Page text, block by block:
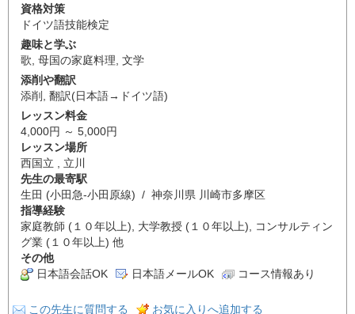
資格対策
ドイツ語技能検定
趣味と学ぶ
歌 母国の家庭料理 文学
添削や翻訳
添削 翻訳(日本語→ドイツ語)
レッスン料金
4,000円 ～ 5,000円
レッスン場所
西国立 , 立川
先生の最寄駅
生田 (小田急-小田原線) / 神奈川県 川崎市多摩区
指導経験
家庭教師 (１０年以上), 大学教授 (１０年以上), コンサルティン
グ業 (１０年以上) 他
その他
日本語会話OK
日本語メールOK コース情報あり
この先生に質問する お気に入りへ追加する